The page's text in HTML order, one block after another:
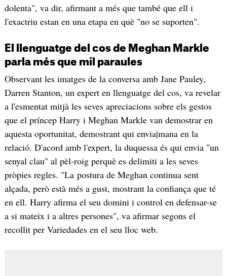
dolenta", va dir, afirmant a més que també que ell i
l'exactriu estan en una etapa en què "no se suporten".
El llenguatge del cos de Meghan Markle
parla més que mil paraules
Observant les imatges de la conversa amb Jane Pauley,
Darren Stanton, un expert en llenguatge del cos, va revelar
a l'esmentat mitjà les seves apreciacions sobre els gestos
que el príncep Harry i Meghan Markle van demostrar en
aquesta oportunitat, demostrant qui envia|mana en la
relació. D'acord amb l'expert, la duquessa és qui envia "un
senyal clau" al pèl-roig perquè es delimiti a les seves
pròpies regles. "La postura de Meghan continua sent
alçada, però està més a gust, mostrant la confiança que té
en ell. Harry afirma el seu domini i control en defensar-se
a si mateix i a altres persones", va afirmar segons el
recollit per Variedades en el seu lloc web.